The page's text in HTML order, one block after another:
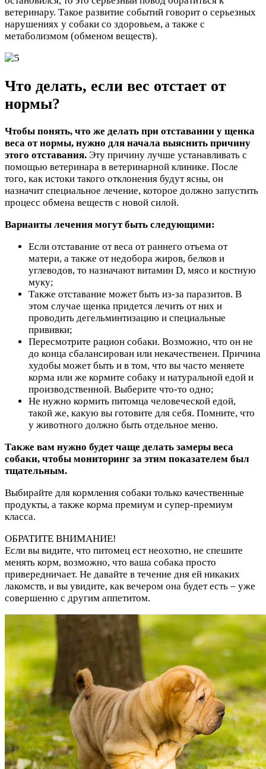
ветеринару. Такое развитие событий говорит о серьезных
нарушениях у собаки со здоровьем, а также с
метаболизмом (обменом веществ).
Что делать, если вес отстает от
нормы?
Чтобы понять, что же делать при отставании у щенка
веса от нормы, нужно для начала выяснить причину
этого отставания. Эту причину лучше устанавливать с
помощью ветеринара в ветеринарной клинике. После
того, как истоки такого отклонения будут ясны, он
назначит специальное лечение, которое должно запустить
процесс обмена веществ с новой силой.
Варианты лечения могут быть следующими:
Если отставание от веса от раннего отъема от
матери, а также от недобора жиров, белков и
углеводов, то назначают витамин D, мясо и костную
муку;
Также отставание может быть из-за паразитов. В
этом случае щенка придется лечить от них и
проводить дегельминтизацию и специальные
прививки;
Пересмотрите рацион собаки. Возможно, что он не
до конца сбалансирован или некачественен. Причина
худобы может быть и в том, что вы часто меняете
корма или же кормите собаку и натуральной едой и
производственной. Выберите что-то одно;
Не нужно кормить питомца человеческой едой,
такой же, какую вы готовите для себя. Помните, что
у животного должно быть отдельное меню.
Также вам нужно будет чаще делать замеры веса
собаки, чтобы мониторинг за этим показателем был
тщательным.
Выбирайте для кормления собаки только качественные
продукты, а также корма премиум и супер-премиум
класса.
ОБРАТИТЕ ВНИМАНИЕ!
Если вы видите, что питомец ест неохотно, не спешите
менять корм, возможно, что ваша собака просто
привередничает. Не давайте в течение дня ей никаких
лакомств, и вы увидите, как вечером она будет есть – уже
совершенно с другим аппетитом.